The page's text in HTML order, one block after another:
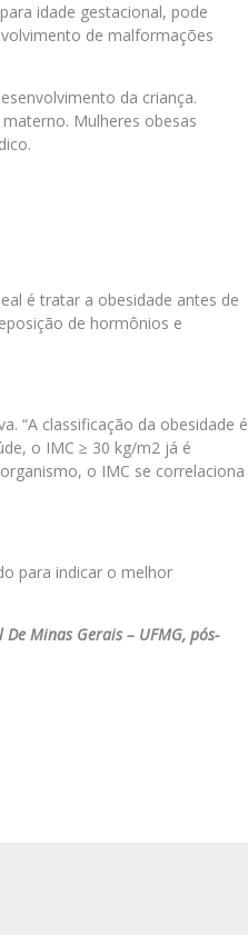
idade gestacional, pode
de malformações
da criança.
Mulheres obesas
é tratar a obesidade antes de
de hormônios e
“A classificação da obesidade é
o IMC ≥ 30 kg/m2 já é
o IMC se correlaciona
para indicar o melhor
Minas Gerais – UFMG, pós-